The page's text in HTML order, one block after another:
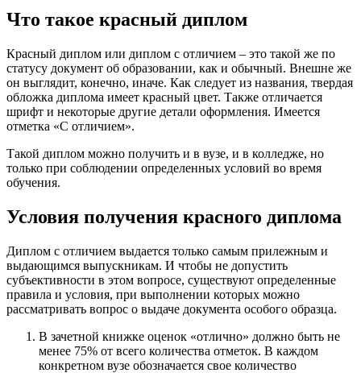
Что такое красный диплом
Красный диплом или диплом с отличием – это такой же по
статусу документ об образовании, как и обычный. Внешне же
он выглядит, конечно, иначе. Как следует из названия, твердая
обложка диплома имеет красный цвет. Также отличается
шрифт и некоторые другие детали оформления. Имеется
отметка «С отличием».
Такой диплом можно получить и в вузе, и в колледже, но
только при соблюдении определенных условий во время
обучения.
Условия получения красного диплома
Диплом с отличием выдается только самым прилежным и
выдающимся выпускникам. И чтобы не допустить
субъективности в этом вопросе, существуют определенные
правила и условия, при выполнении которых можно
рассматривать вопрос о выдаче документа особого образца.
В зачетной книжке оценок «отлично» должно быть не
менее 75% от всего количества отметок. В каждом
конкретном вузе обозначается свое количество